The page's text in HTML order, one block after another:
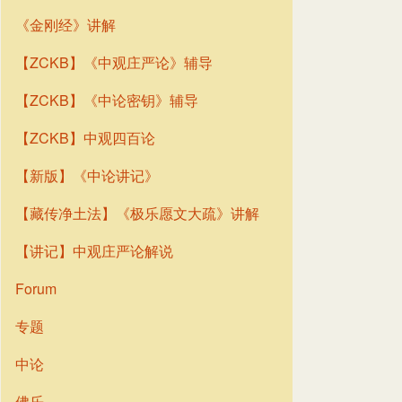
《金刚经》讲解
【ZCKB】《中观庄严论》辅导
【ZCKB】《中论密钥》辅导
【ZCKB】中观四百论
【新版】《中论讲记》
【藏传净土法】《极乐愿文大疏》讲解
【讲记】中观庄严论解说
Forum
专题
中论